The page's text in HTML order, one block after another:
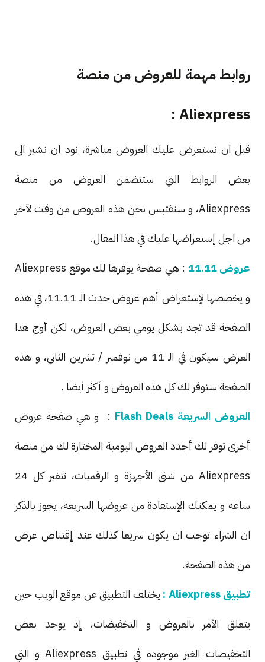
روابط مهمة للعروض من منصة
Aliexpress :
قبل ان نستعرض عليك العروض مباشرة، نود ان نشير الى
بعض الروابط التي ستتضمن العروض من منصة
Aliexpress، و سنقتبس نحن هذه العروض من وقت لآخر
من اجل إستعراضها عليك في هذا المقال.
عروض 11.11
: هي صفحة يوفرها لك موقع Aliexpress
و يخصصها لإستعراض أهم عروض حدث الـ 11.11، في هذه
الصفحة قد تجد بشكل يومي بعض العروض، لكن أوج هذا
العرض سيكون في الـ 11 من نوفمبر / تشرين الثاني، و هذه
الصفحة ستوفر لك كل هذه العروض و أكثر أيضا .
العروض السريعة Flash Deals
: و هي صفحة عروض
أخرى توفر لك أجدد العروض اليومية المختارة لك من منصة
Aliexpress من شتى الأجهزة و الرقميات، تتغير كل 24
ساعة و يمكنك الإستفادة من عروضها السريعة، يجوز بالذكر
ان الشراء توجب ان يكون سريعا كذلك عند إقتناص عرض
من هذه الصفحة.
تطبيق Aliexpress :
يختلف التطبيق عن موقع الويب حين
يتعلق الأمر بالعروض و التخفيضات، إذ يوجد بعض
التخفيضات الغير موجودة في تطبيق Aliexpress و التي